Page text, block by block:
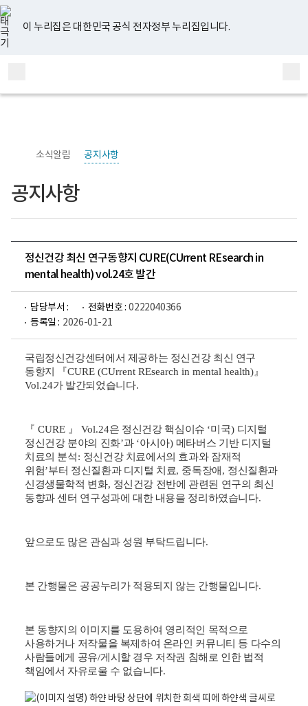
너
비
767px
이
하
이 누리집은 대한민국 공식 전자정부 누리집입니다.
지
검
메
홈
소식알림 공지사항
공지사항
정신건강 최신 연구동향지 CURE(CUrrent REsearch in
mental health) vol.24호 발간
담당부서 : 전화번호 : 0222040366
등록일 : 2026-01-21
국립정신건강센터에서 제공하는 정신건강 최신 연구
동향지
『CURE (CUrrent REsearch in mental health) 』
Vol.24가 발간되었습니다.
『 CURE 』 Vol.24은 정신건강 핵심이슈 ‘미국) 디지털
정신건강 분야의 진화’과 ‘아시아) 메타버스 기반 디지털
치료의 분석: 정신건강 치료에서의 효과와 잠재적
위험’부터 정신질환과 디지털 치료, 중독장애 , 정신질환과
신경생물학적 변화, 정신건강 전반에 관련된 연구의 최신
동향과 센터 연구성과에 대한 내용을 정리하였습니다.
앞으로도 많은 관심과 성원 부탁드립니다.
본 간행물은 공공누리가 적용되지 않는 간행물입니다.
본 동향지의 이미지를 도용하여 영리적인 목적으로
사용하거나 저작물을 복제하여 온라인 커뮤니티 등 다수의
사람들에게 공유/게시할 경우 저작권 침해로 인한 법적
책임에서 자유로울 수 없습니다.
유
튜
브
페
이
스
북
인
스
타
그
램
블
로
그